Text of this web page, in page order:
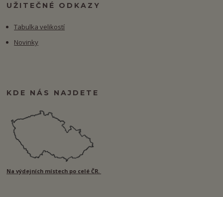
UŽITEČNÉ ODKAZY
Tabulka velikostí
Novinky
KDE NÁS NAJDETE
Na výdejních místech po celé ČR.